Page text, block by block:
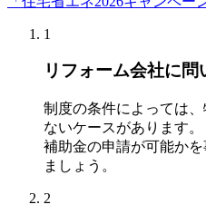
1
リフォーム会社に問
制度の条件によっては
ないケースがあります
補助金の申請が可能か
ましょう。
2